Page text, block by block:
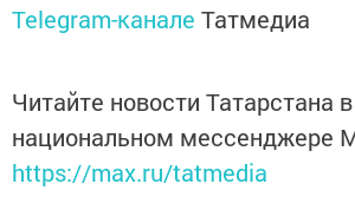
Telegram-канале Татмедиа
Читайте новости Татарстана в
национальном мессенджере
https://max.ru/tatmedia